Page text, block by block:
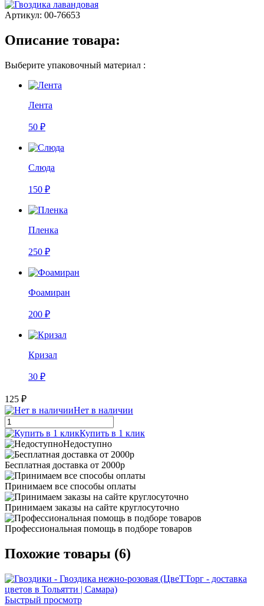
Артикул: 00-76653
Описание товара:
Выберите упаковочный материал :
Лента
50 ₽
Слюда
150 ₽
Пленка
250 ₽
Фоамиран
200 ₽
Кризал
30 ₽
125 ₽
Нет в наличии
Купить в 1 клик
Недоступно
Бесплатная доставка от 2000р
Принимаем все способы оплаты
Принимаем заказы на сайте круглосуточно
Профессиональная помощь в подборе товаров
Похожие товары (6)
Быстрый просмотр